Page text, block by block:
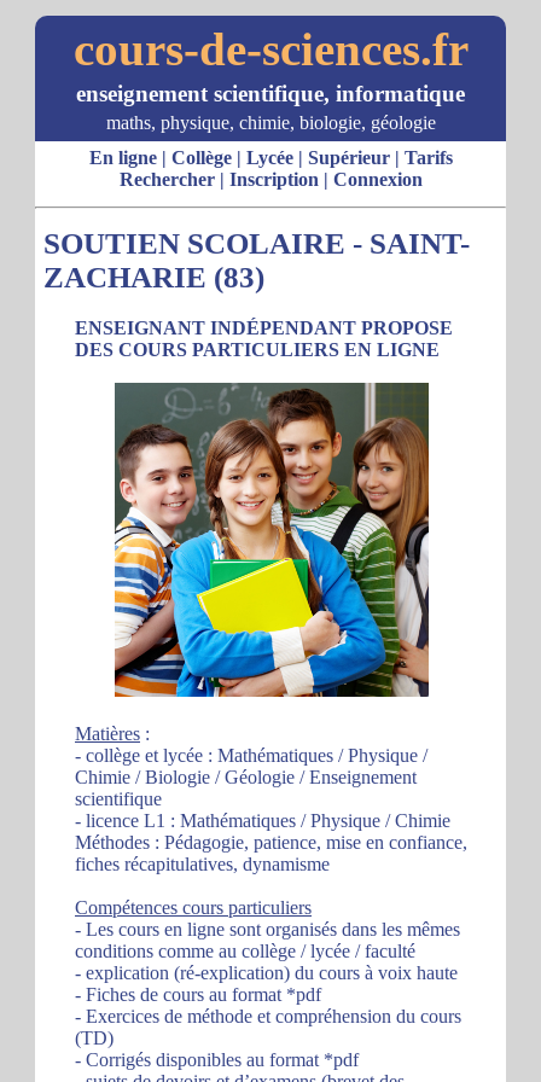
cours-de-sciences.fr
enseignement scientifique, informatique
maths, physique, chimie, biologie, géologie
En ligne| Collège| Lycée| Supérieur| Tarifs
Rechercher| Inscription | Connexion
SOUTIEN SCOLAIRE - SAINT-
ZACHARIE (83)
ENSEIGNANT INDÉPENDANT PROPOSE
DES COURS PARTICULIERS EN LIGNE
Matières :
- collège et lycée : Mathématiques / Physique /
Chimie / Biologie / Géologie / Enseignement
scientifique
- licence L1 : Mathématiques / Physique / Chimie
Méthodes : Pédagogie, patience, mise en confiance,
fiches récapitulatives, dynamisme
Compétences cours particuliers
- Les cours en ligne sont organisés dans les mêmes
conditions comme au collège / lycée / faculté
- explication (ré-explication) du cours à voix haute
- Fiches de cours au format *pdf
- Exercices de méthode et compréhension du cours
(TD)
- Corrigés disponibles au format *pdf